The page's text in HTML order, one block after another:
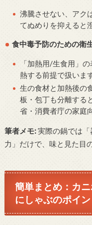
沸騰させない、アク
てぬめりを抑えると
食中毒予防のための衛
「加熱用/生食用」
熱する前提で扱います
生の食材と加熱後の
板・包丁も分離する
省・消費者庁の家庭
筆者メモ:実際の鍋では「
力」だけで、味と見た目
簡単まとめ：カ
にしゃぶのポイン